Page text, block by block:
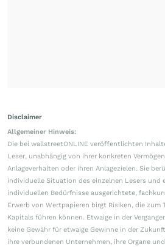
Disclaimer
Allgemeiner Hinweis:
Die bei wallstreetONLINE veröffentlichten
Leser, unabhängig von ihrer konkreten
Anlageverhalten oder ihren Anlagezielen. Sie
individuelle Situation des einzelnen Lesers und
individuellen Bedürfnisse ausgerichtete,
Erwerb von Wertpapieren birgt Risiken, die
Kapitals führen können. Etwaige in der
keine Gewähr für etwaige Gewinne in der
ihre verbundenen Unternehmen, ihre Organe